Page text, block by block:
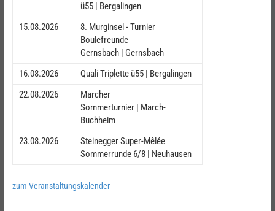
ü55 | Bergalingen
15.08.2026
8. Murginsel - Turnier
Boulefreunde
Gernsbach | Gernsbach
16.08.2026
Quali Triplette ü55 | Bergalingen
22.08.2026
Marcher
Sommerturnier | March-
Buchheim
23.08.2026
Steinegger Super-Mêlée
Sommerrunde 6/8 | Neuhausen
zum Veranstaltungskalender